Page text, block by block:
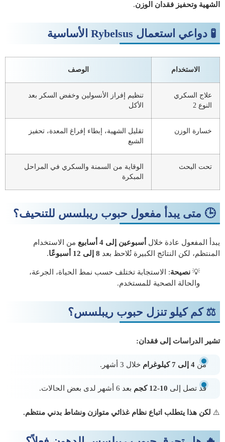
الشهية وتحفيز فقدان الوزن.
🧪 دواعي استعمال Rybelsus الأساسية
الاستخدام الوصف
علاج السكري
النوع 2
تنظيم إفراز الأنسولين وخفض السكر بعد
الأكل
خسارة الوزن
تقليل الشهية، إبطاء إفراغ المعدة، تحفيز
الشبع
تحت البحث
الوقاية من السمنة والسكري في المراحل
المبكرة
🕒 متى يبدأ مفعول حبوب ريبلسس للتنحيف؟
يبدأ المفعول عادة خلال أسبوعين إلى 4 أسابيع
من الاستخدام
المنتظم، لكن النتائج الكبيرة تُلاحظ بعد 8 إلى 12 أسبوعًا .
💡 نصيحة: الاستجابة تختلف حسب نمط الحياة، الجرعة،
والحالة الصحية للمستخدم.
⚖️ كم كيلو تنزل حبوب ريبلسس؟
تشير الدراسات إلى فقدان:
من 4 إلى 7 كيلوغرام خلال 3 أشهر.
قد تصل إلى 10-12 كجم بعد 6 أشهر لدى بعض الحالات.
⚠️ لكن هذا يتطلب اتباع نظام غذائي متوازن ونشاط بدني منتظم.